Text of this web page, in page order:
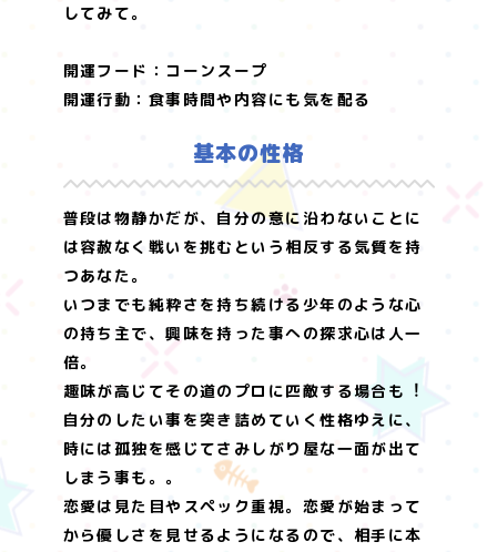
してみて。
開運フード：コーンスープ
開運行動：食事時間や内容にも気を配る
基本の性格
普段は物静かだが、自分の意に沿わないことに
は容赦なく戦いを挑むという相反する気質を持
つあなた。
いつまでも純粋さを持ち続ける少年のような心
の持ち主で、興味を持った事への探求心は人一
倍。
趣味が高じてその道のプロに匹敵する場合も︕
自分のしたい事を突き詰めていく性格ゆえに、
時には孤独を感じてさみしがり屋な一面が出て
しまう事も。。
恋愛は見た目やスペック重視。恋愛が始まって
から優しさを見せるようになるので、相手に本